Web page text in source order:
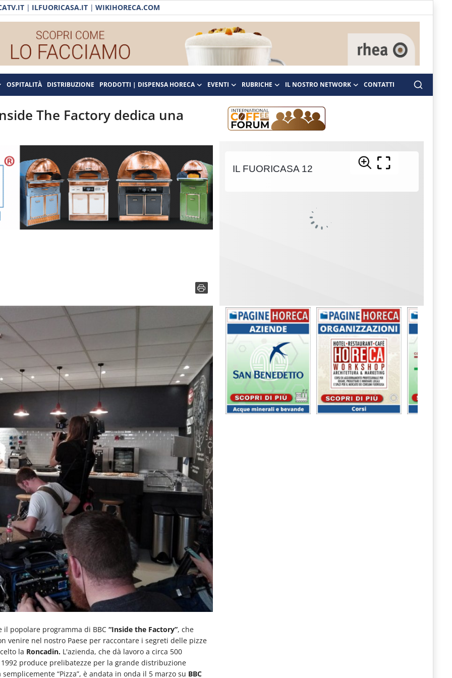
| ILFUORICASA.IT | WIKIHORECA.COM
OSPITALITÀ DISTRIBUZIONE PRODOTTI | DISPENSA HORECA EVENTI RUBRICHE IL NOSTRO NETWORK CONTATTI
The Factory dedica una
il popolare programma di BBC “Inside the Factory”, che
venire nel nostro Paese per raccontare i segreti delle pizze
la Roncadin. L'azienda, che dà lavoro a circa 500
produce prelibatezze per la grande distribuzione
“Pizza”, è andata in onda il 5 marzo su BBC